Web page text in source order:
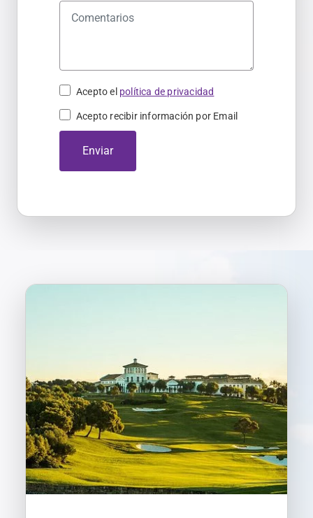
+
Acepto el política de privacidad
Acepto recibir información por Email
Enviar